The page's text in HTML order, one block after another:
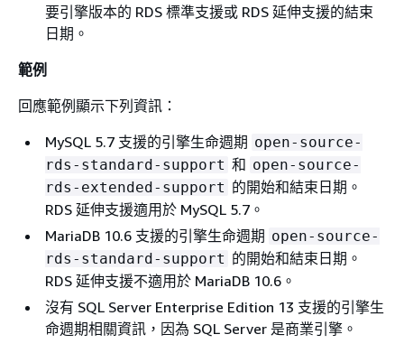
要引擎版本的 RDS 標準支援或 RDS 延伸支援的結束
日期。
範例
回應範例顯示下列資訊：
MySQL 5.7 支援的引擎生命週期 open-source-
rds-standard-support 和 open-source-
rds-extended-support 的開始和結束日期。
RDS 延伸支援適用於 MySQL 5.7。
MariaDB 10.6 支援的引擎生命週期 open-source-
rds-standard-support 的開始和結束日期。
RDS 延伸支援不適用於 MariaDB 10.6。
沒有 SQL Server Enterprise Edition 13 支援的引擎生
命週期相關資訊，因為 SQL Server 是商業引擎。